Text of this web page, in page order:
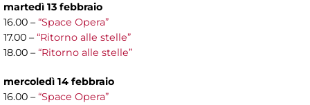
martedì 13 febbraio
16.00 – “Space Opera”
17.00 – “Ritorno alle stelle”
18.00 – “Ritorno alle stelle”
mercoledì 14 febbraio
16.00 – “Space Opera”